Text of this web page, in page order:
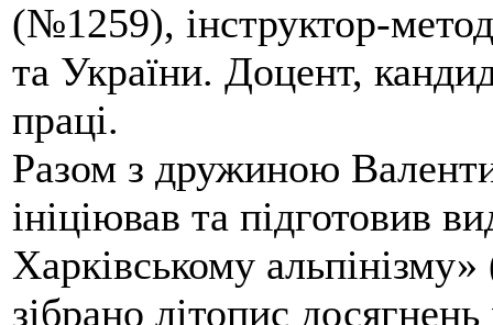
(№1259), інструктор-
та України. Доцент,
праці.
Разом з дружиною
ініціював та підготовив
Харківському
зібрано літопис